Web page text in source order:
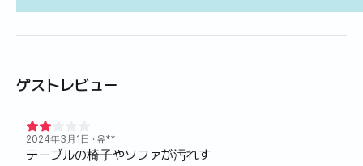
ゲストレビュー
2024年3月1日 · 유**
テーブルの椅子やソファが汚れす